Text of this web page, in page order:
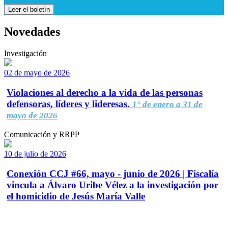
Leer el boletín
Novedades
Investigación
02 de mayo de 2026
Violaciones al derecho a la vida de las personas
defensoras, líderes y lideresas. 1° de enero a 31 de
mayo de 2026
Comunicación y RRPP
10 de julio de 2026
Conexión CCJ #66, mayo - junio de 2026 | Fiscalía
vincula a Álvaro Uribe Vélez a la investigación por
el homicidio de Jesús María Valle